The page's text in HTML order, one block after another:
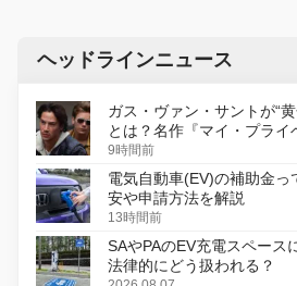
ヘッドラインニュース
ガス・ヴァン・サントが“
とは？名作『マイ・プライ
初のデジタルリマスター版
9時間前
電気自動車(EV)の補助金っ
安や申請方法を解説
13時間前
SAやPAのEV充電スペース
法律的にどう扱われる？